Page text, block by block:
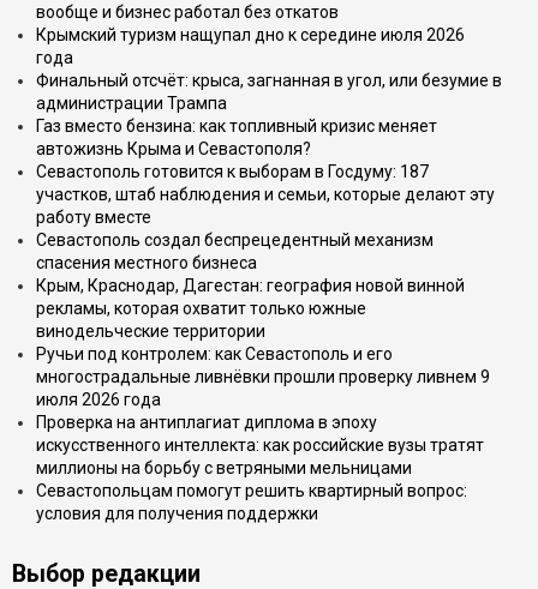
вообще и бизнес работал без откатов
Крымский туризм нащупал дно к середине июля 2026
года
Финальный отсчёт: крыса, загнанная в угол, или безумие в
администрации Трампа
Газ вместо бензина: как топливный кризис меняет
автожизнь Крыма и Севастополя?
Севастополь готовится к выборам в Госдуму: 187
участков, штаб наблюдения и семьи, которые делают эту
работу вместе
Севастополь создал беспрецедентный механизм
спасения местного бизнеса
Крым, Краснодар, Дагестан: география новой винной
рекламы, которая охватит только южные
винодельческие территории
Ручьи под контролем: как Севастополь и его
многострадальные ливнёвки прошли проверку ливнем 9
июля 2026 года
Проверка на антиплагиат диплома в эпоху
искусственного интеллекта: как российские вузы тратят
миллионы на борьбу с ветряными мельницами
Севастопольцам помогут решить квартирный вопрос:
условия для получения поддержки
Выбор редакции